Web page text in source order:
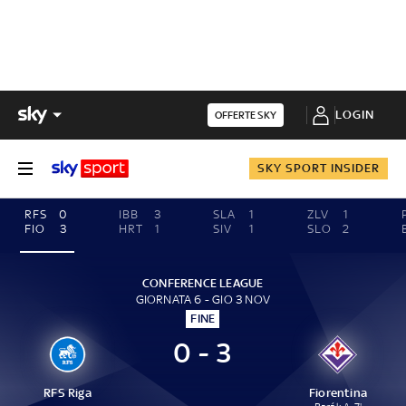
OFFERTE SKY LOGIN
SKY SPORT INSIDER
RFS
0
FIO
3
IBB
3
HRT
1
SLA
1
SIV
1
ZLV
1
SLO
2
CONFERENCE LEAGUE
GIORNATA 6 - GIO 3 NOV
FINE
RFS Riga
0 - 3
Fiorentina